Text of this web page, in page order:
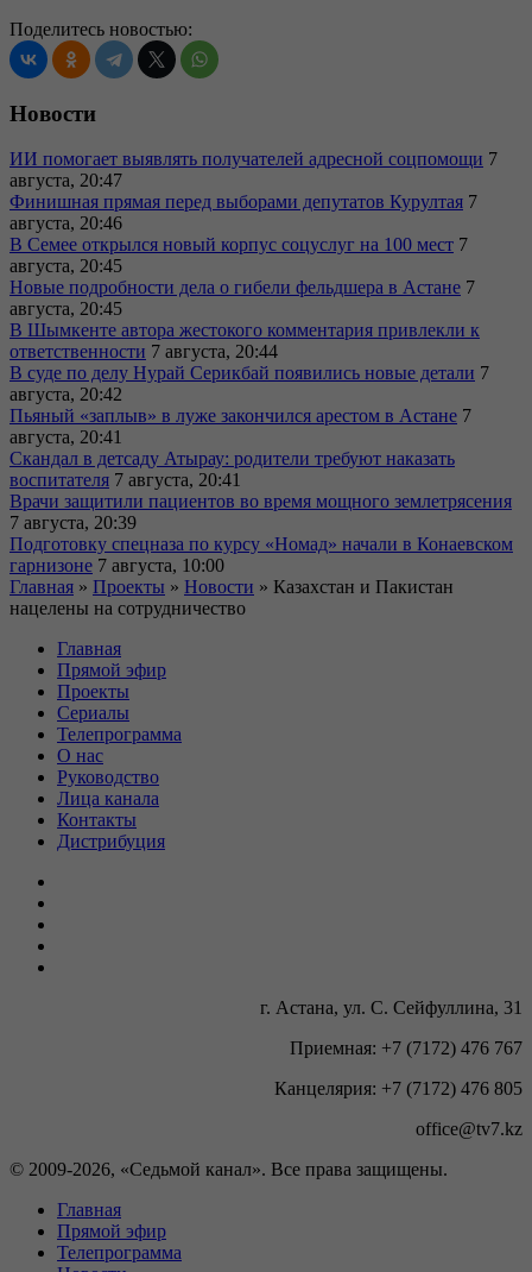
Поделитесь новостью:
Новости
ИИ помогает выявлять получателей адресной соцпомощи 7
августа, 20:47
Финишная прямая перед выборами депутатов Курултая 7
августа, 20:46
В Семее открылся новый корпус соцуслуг на 100 мест 7
августа, 20:45
Новые подробности дела о гибели фельдшера в Астане 7
августа, 20:45
В Шымкенте автора жестокого комментария привлекли к
ответственности 7 августа, 20:44
В суде по делу Нурай Серикбай появились новые детали 7
августа, 20:42
Пьяный «заплыв» в луже закончился арестом в Астане 7
августа, 20:41
Скандал в детсаду Атырау: родители требуют наказать
воспитателя 7 августа, 20:41
Врачи защитили пациентов во время мощного землетрясения
7 августа, 20:39
Подготовку спецназа по курсу «Номад» начали в Конаевском
гарнизоне 7 августа, 10:00
Главная » Проекты » Новости » Казахстан и Пакистан
нацелены на сотрудничество
Главная
Прямой эфир
Проекты
Сериалы
Телепрограмма
О нас
Руководство
Лица канала
Контакты
Дистрибуция
г. Астана, ул. С. Сейфуллина, 31
Приемная: +7 (7172) 476 767
Канцелярия: +7 (7172) 476 805
office@tv7.kz
© 2009-2026, «Седьмой канал». Все права защищены.
Главная
Прямой эфир
Телепрограмма